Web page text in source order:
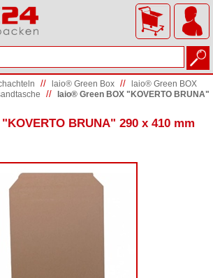
// laio® Green Box //
laio® Green BOX
//
laio® Green BOX "KOVERTO BRUNA"
BRUNA" 290 x 410 mm